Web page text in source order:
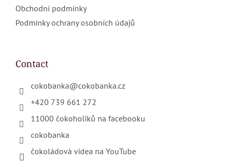
Obchodní podmínky
Podmínky ochrany osobních údajů
Contact
cokobanka@cokobanka.cz
+420 739 661 272
11000 čokoholiků na facebooku
cokobanka
čokoládová videa na YouTube